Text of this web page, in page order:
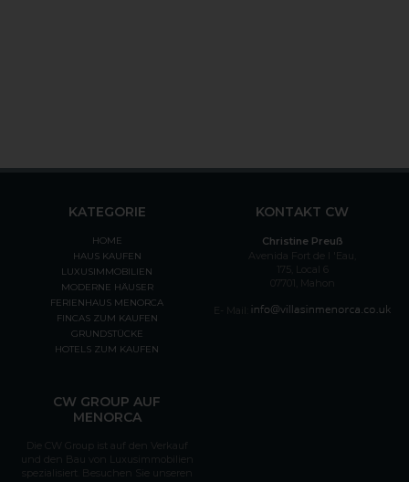
KATEGORIE
HOME
HAUS KAUFEN
LUXUSIMMOBILIEN
MODERNE HÄUSER
FERIENHAUS MENORCA
FINCAS ZUM KAUFEN
GRUNDSTÜCKE
HOTELS ZUM KAUFEN
KONTAKT CW
Christine Preuß
Avenida Fort de l 'Eau,
175, Local 6
07701, Mahon
E- Mail:
CW GROUP AUF
MENORCA
Die CW Group ist auf den Verkauf
und den Bau von Luxusimmobilien
spezialisiert. Besuchen Sie unseren